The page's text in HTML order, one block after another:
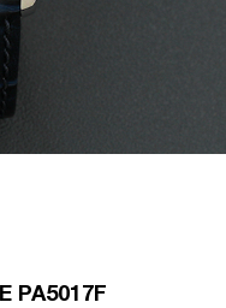
PA5017F